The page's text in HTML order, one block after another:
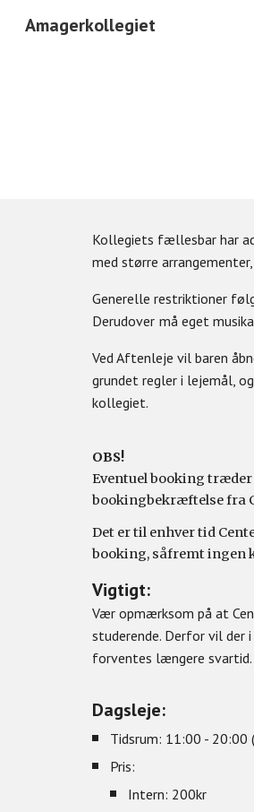
Amagerkollegiet
Kollegiets fællesbar har
med større
Generelle restriktioner
Derudover må eget
Ved Aftenleje vil baren
grundet regler i lejemål,
kollegiet.
OBS!
Eventuel booking
bookingbekræftelse fra
Det er til enhver tid
booking, såfremt ingen
Vigtigt:
Vær opmærksom på at
studerende. Derfor vil der
forventes længere svartid.
Dagsleje:
Tidsrum: 11:00 - 20:00
Pris:
Intern: 200kr